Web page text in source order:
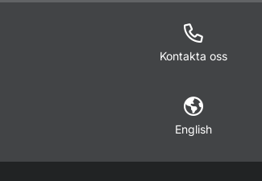
Kontakta oss
English